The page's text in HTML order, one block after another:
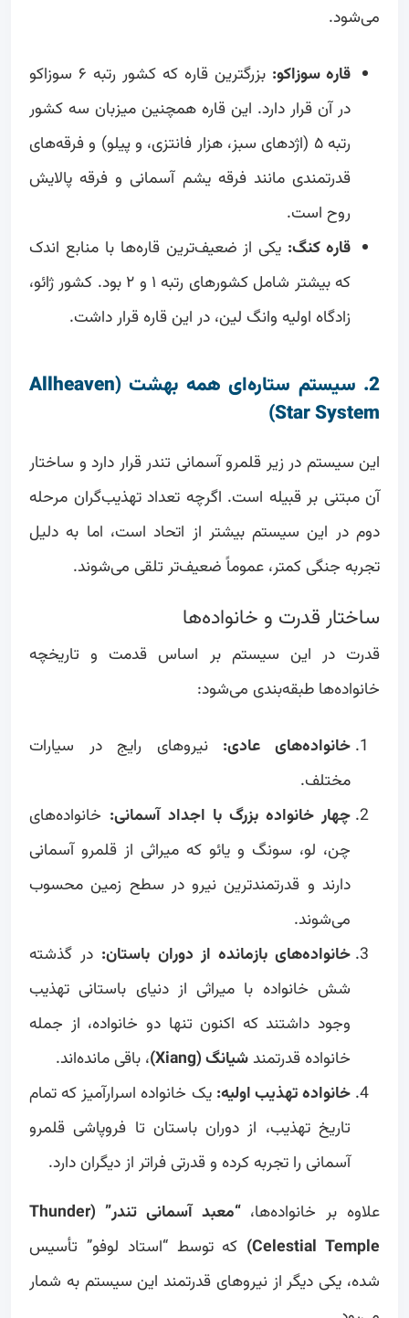
می‌شود.
قاره سوزاکو:
بزرگترین قاره که کشور رتبه ۶ سوزاکو
در آن قرار دارد. این قاره همچنین میزبان سه کشور
رتبه ۵ (اژدهای سبز، هزار فانتزی، و پیلو) و فرقه‌های
قدرتمندی مانند فرقه یشم آسمانی و فرقه پالایش
روح است.
قاره کنگ: یکی از ضعیف‌ترین قاره‌ها با منابع اندک
که بیشتر شامل کشورهای رتبه ۱ و ۲ بود. کشور ژائو،
زادگاه اولیه وانگ لین، در این قاره قرار داشت.
2. سیستم ستاره‌ای همه بهشت (Allheaven
Star System)
این سیستم در زیر قلمرو آسمانی تندر قرار دارد و ساختار
آن مبتنی بر قبیله است. اگرچه تعداد تهذیب‌گران مرحله
دوم در این سیستم بیشتر از اتحاد است، اما به دلیل
تجربه جنگی کمتر، عموماً ضعیف‌تر تلقی می‌شوند.
ساختار قدرت و خانواده‌ها
قدرت در این سیستم بر اساس قدمت و تاریخچه
خانواده‌ها طبقه‌بندی می‌شود:
خانواده‌های عادی: نیروهای رایج در سیارات
مختلف.
چهار خانواده بزرگ با اجداد آسمانی: خانواده‌های
چن، لو، سونگ و یائو که میراثی از قلمرو آسمانی
دارند و قدرتمندترین نیرو در سطح زمین محسوب
می‌شوند.
خانواده‌های بازمانده از دوران باستان: در گذشته
شش خانواده با میراثی از دنیای باستانی تهذیب
وجود داشتند که اکنون تنها دو خانواده، از جمله
خانواده قدرتمندشیانگ (Xiang)
، باقی مانده‌اند.
خانواده تهذیب اولیه: یک خانواده اسرارآمیز که تمام
تاریخ تهذیب، از دوران باستان تا فروپاشی قلمرو
آسمانی را تجربه کرده و قدرتی فراتر از دیگران دارد.
علاوه بر خانواده‌ها،
“معبد آسمانی تندر” (Thunder
Celestial Temple) که توسط “استاد لوفو” تأسیس
شده، یکی دیگر از نیروهای قدرتمند این سیستم به شمار